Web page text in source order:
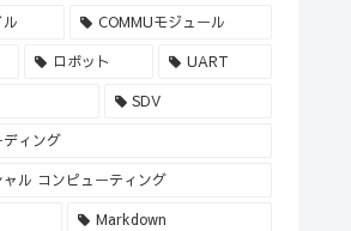
COMMUモジュール
ロボット UART
SDV
ィング
ャル コンピューティング
Markdown